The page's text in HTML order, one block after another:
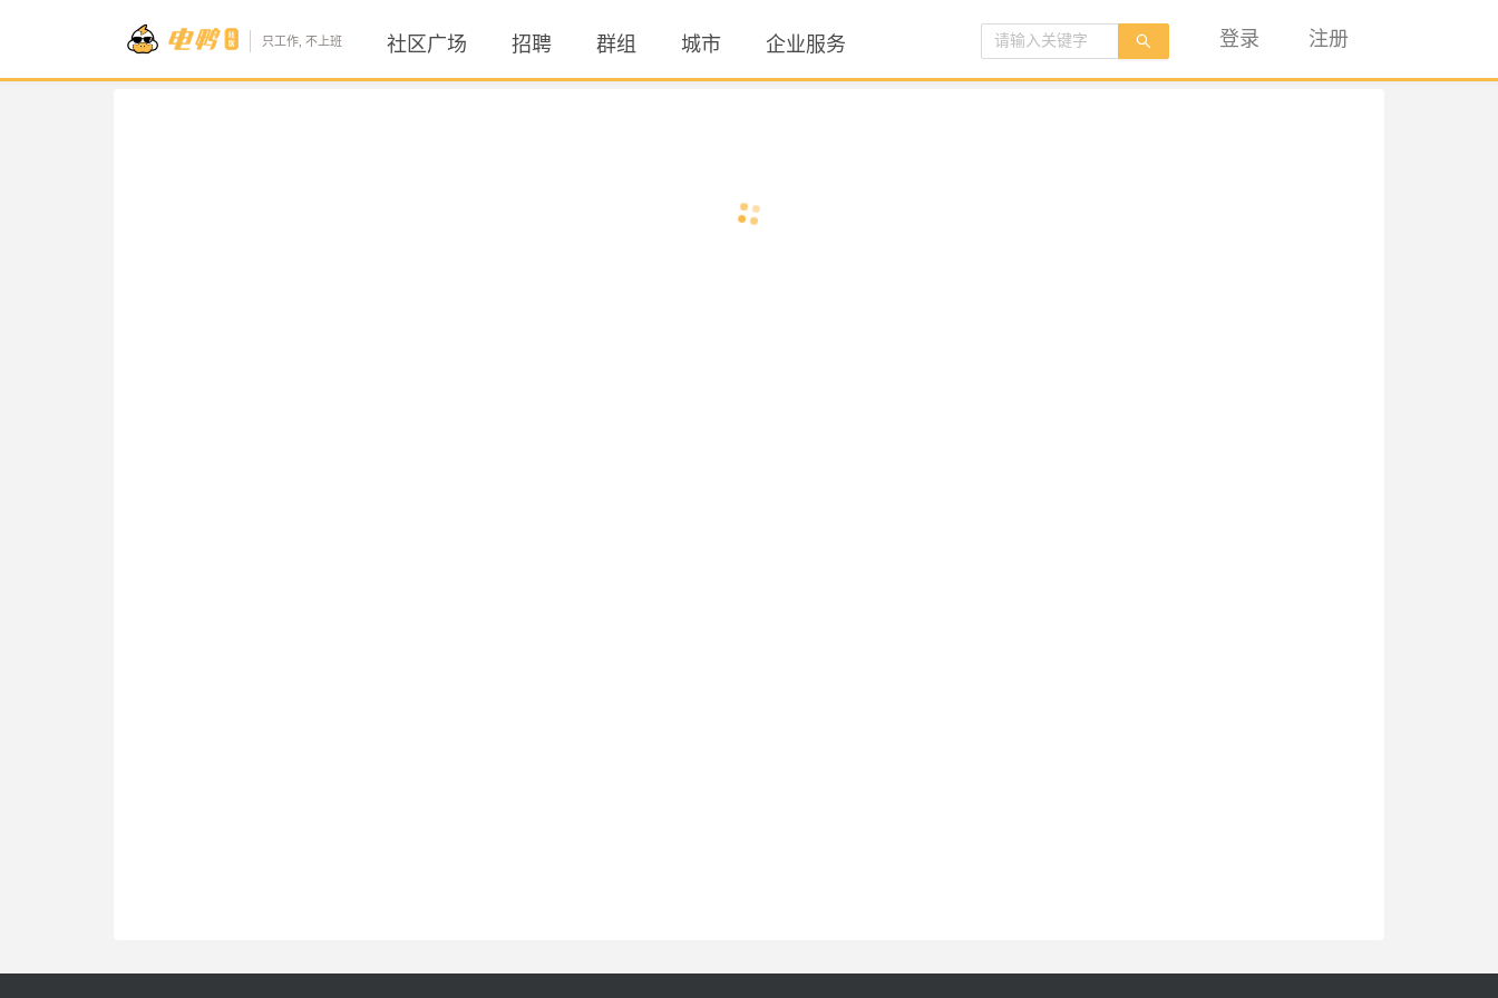
只工作, 不上班 社区广场 招聘 群组 城市 企业服务 登录 注册